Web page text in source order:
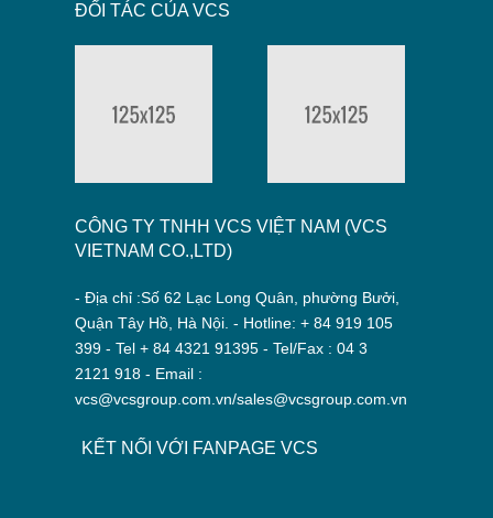
ĐỐI TÁC CỦA VCS
CÔNG TY TNHH VCS VIỆT NAM (VCS
VIETNAM CO.,LTD)
- Địa chỉ :Số 62 Lạc Long Quân, phường Bưởi,
Quận Tây Hồ, Hà Nội. - Hotline: + 84 919 105
399 - Tel + 84 4321 91395 - Tel/Fax : 04 3
2121 918 - Email :
vcs@vcsgroup.com.vn/sales@vcsgroup.com.vn
KẾT NỐI VỚI FANPAGE VCS